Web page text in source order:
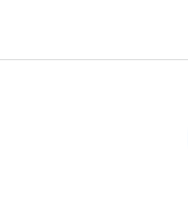
вмісту